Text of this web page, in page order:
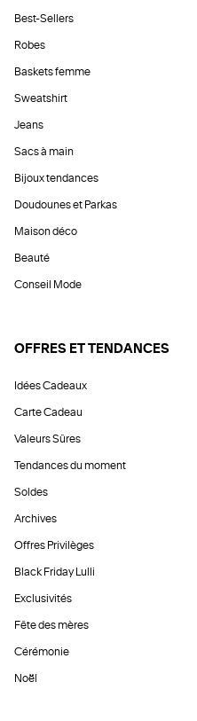
Best-Sellers
Robes
Baskets femme
Sweatshirt
Jeans
Sacs à main
Bijoux tendances
Doudounes et Parkas
Maison déco
Beauté
Conseil Mode
OFFRES ET TENDANCES
Idées Cadeaux
Carte Cadeau
Valeurs Sûres
Tendances du moment
Soldes
Archives
Offres Privilèges
Black Friday Lulli
Exclusivités
Fête des mères
Cérémonie
Noël